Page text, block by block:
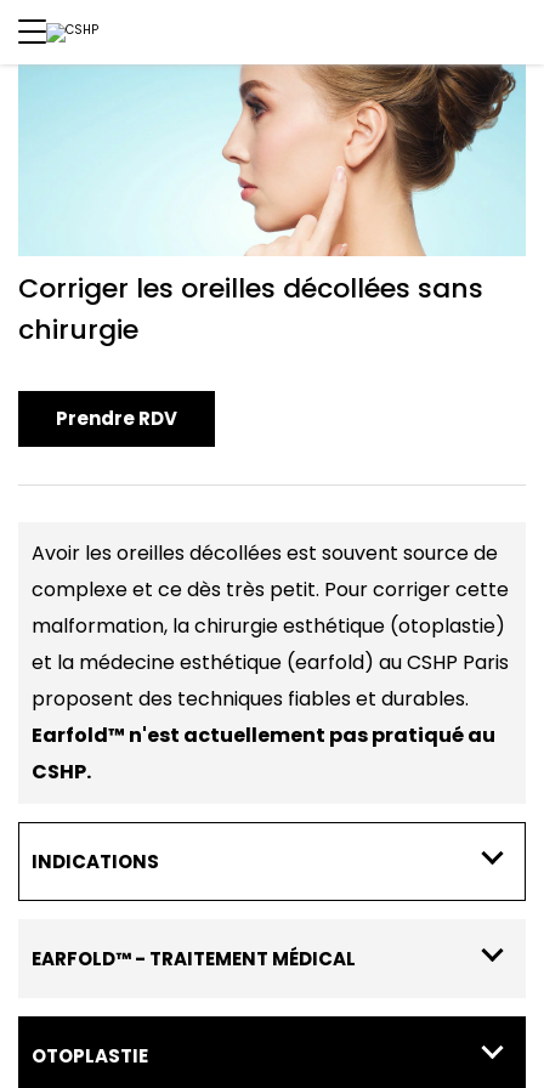
Corriger les oreilles décollées sans
chirurgie
Prendre RDV
Avoir les oreilles décollées est souvent source de
complexe et ce dès très petit. Pour corriger cette
malformation, la chirurgie esthétique (otoplastie)
et la médecine esthétique (earfold) au CSHP Paris
proposent des techniques fiables et durables.
Earfold™ n'est actuellement pas pratiqué au
CSHP.
INDICATIONS
Oreilles décollées, déformées ou trop voyantes
vue de face car trop grandes. Le phénomène
oreillestouche tout le monde, dès le plus jeune
âge.
EARFOLD™ - TRAITEMENT MÉDICAL
décollées en moins de 30 minutes, sans douleur et
OTOPLASTIE